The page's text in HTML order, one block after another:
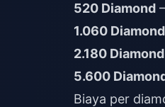
520 Diamond
1.060 Diamond
2.180 Diamond
5.600
Biaya per